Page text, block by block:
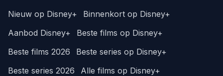
Nieuw op Disney+
Binnenkort op Disney+
Aanbod Disney+
Beste films op Disney+
Beste films 2026
Beste series op Disney+
Beste series 2026
Alle films op Disney+